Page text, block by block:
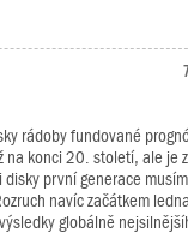
rádoby fundované
na konci 20. století, ale je
disky první generace
navíc začátkem ledna
globálně